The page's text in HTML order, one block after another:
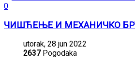
0
ЧИШЋЕЊЕ И МЕХАНИЧКО
utorak, 28 jun 2022
2637Pogodaka